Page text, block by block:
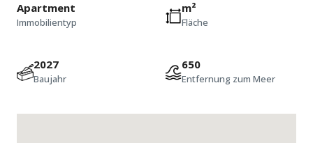
Apartment
Immobilientyp
m²
Fläche
2027
Baujahr
650
Entfernung zum Meer